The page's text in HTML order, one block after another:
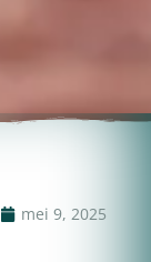
mei 9, 2025